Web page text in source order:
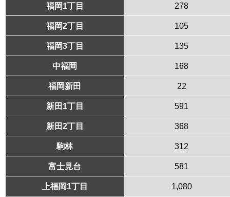
福岡1丁目 278
福岡2丁目 105
福岡3丁目 135
中福岡 168
福岡新田 22
新田1丁目 591
新田2丁目 368
駒林 312
富士見台 581
上福岡1丁目 1,080